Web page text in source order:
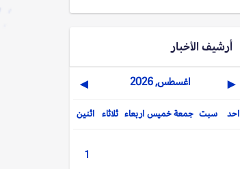
أرشيف الأخبار
◀ اغسطس, 2026 ▶
اثنين ثلاثاء اربعاء خميس جمعة سبت احد
1